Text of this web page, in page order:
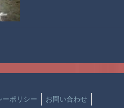
ーポリシー お問い合わせ